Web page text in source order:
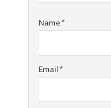
Name*
Email*